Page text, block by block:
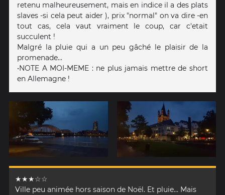
retenu malheureusement, mais en indice il a des plats
slaves -si cela peut aider ), prix "normal" on va dire -en
tout cas, cela vaut vraiment le coup, car c'etait
succulent !
Malgré la pluie qui a un peu gâché le plaisir de la
promenade...
•NOTE A MOI-MEME : ne plus jamais mettre de short
en Allemagne !
★★★☆☆
Ville peu animée hors saison de Noël. Et pluie... Mais